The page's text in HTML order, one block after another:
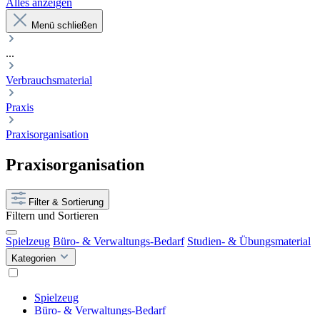
Alles anzeigen
Menü schließen
...
Verbrauchsmaterial
Praxis
Praxisorganisation
Praxisorganisation
Filter & Sortierung
Filtern und Sortieren
Spielzeug Büro- & Verwaltungs-Bedarf Studien- & Übungsmaterial
Kategorien
Spielzeug
Büro- & Verwaltungs-Bedarf